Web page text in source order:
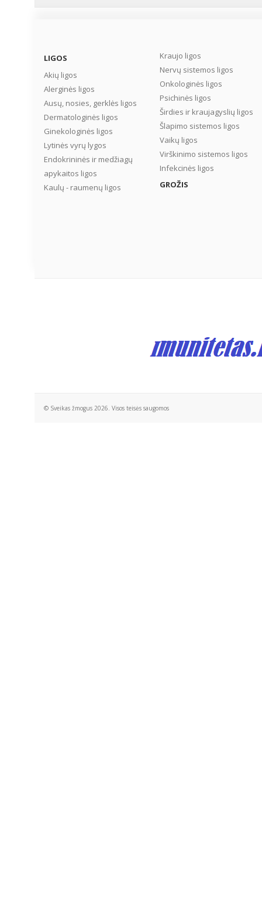
LIGOS
Akių ligos
Alerginės ligos
Ausų, nosies, gerklės ligos
Dermatologinės ligos
Ginekologinės ligos
Lytinės vyrų lygos
Endokrininės ir medžiagų
apykaitos ligos
Kaulų - raumenų ligos
Kraujo ligos
Nervų sistemos ligos
Onkologinės ligos
Psichinės ligos
Širdies ir kraujagyslių ligos
Šlapimo sistemos ligos
Vaikų ligos
Virškinimo sistemos ligos
Infekcinės ligos
GROŽIS
© Sveikas žmogus 2026. Visos teisės saugomos